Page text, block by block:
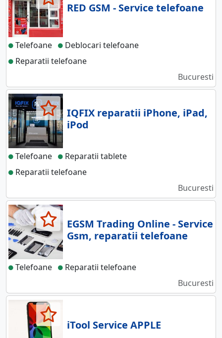
RED GSM - Service telefoane
Telefoane
Deblocari telefoane
Reparatii telefoane
Bucuresti
IQFIX reparatii iPhone, iPad,
iPod
Telefoane
Reparatii tablete
Reparatii telefoane
Bucuresti
EGSM Trading Online - Service
Gsm, reparatii telefoane
Telefoane
Reparatii telefoane
Bucuresti
iTool Service APPLE